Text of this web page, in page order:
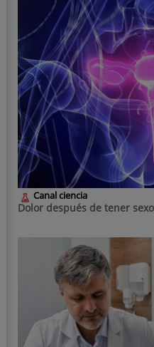
Canal ciencia
Dolor después de tener